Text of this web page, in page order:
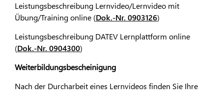
Leistungsbeschreibung Lernvideo/Lernvideo mit
Übung/Training online (Dok.-Nr. 0903126)
Leistungsbeschreibung DATEV Lernplattform online
(Dok.-Nr. 0904300)
Weiterbildungsbescheinigung
Nach der Durcharbeit eines Lernvideos finden Sie Ihre